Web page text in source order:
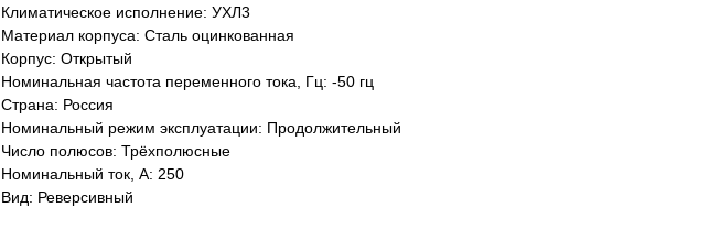
Климатическое исполнение: УХЛ3
Материал корпуса: Сталь оцинкованная
Корпус: Открытый
Номинальная частота переменного тока, Гц: -50 гц
Страна: Россия
Номинальный режим эксплуатации: Продолжительный
Число полюсов: Трёхполюсные
Номинальный ток, А: 250
Вид: Реверсивный